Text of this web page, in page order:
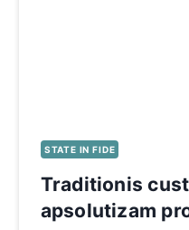
STATE IN FIDE
Traditionis
apsolutizam